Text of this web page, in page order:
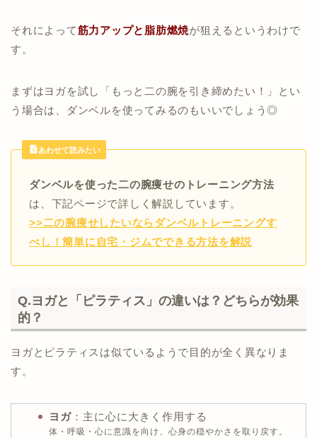
それによって筋力アップと脂肪燃焼が狙えるというわけで
す。
まずはヨガを試し「もっと二の腕を引き締めたい！」とい
う場合は、ダンベルを使ってみるのもいいでしょう◎
あわせて読みたい
ダンベルを使った二の腕痩せのトレーニング方法
は、下記ページで詳しく解説しています。
>>二の腕痩せしたいならダンベルトレーニングす
べし！簡単に自宅・ジムでできる方法を解説
Q.ヨガと「ピラティス」の違いは？どちらが効果
的？
ヨガとピラティスは似ているようで目的が全く異なりま
す。
ヨガ ：主に心に大きく作用する
体・呼吸・心に意識を向け、心身の穏やかさを取り戻す。
ダイエット